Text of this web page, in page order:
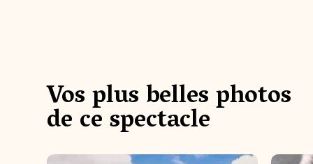
Vos plus belles photos
de ce spectacle
#PDF #final #Vikings #cascadeurs #fire
#drakkar #spectacle
ou